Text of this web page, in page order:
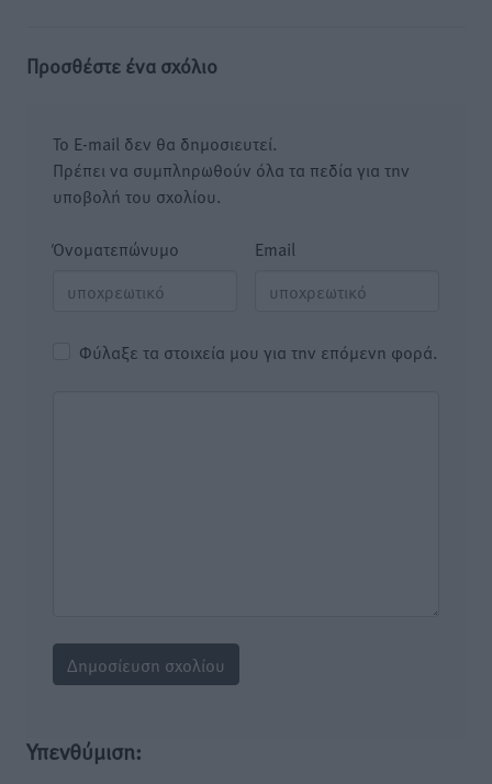
Προσθέστε ένα σχόλιο
Το E-mail δεν θα δημοσιευτεί.
Πρέπει να συμπληρωθούν όλα τα πεδία για την
υποβολή του σχολίου.
Όνοματεπώνυμο Email
Φύλαξε τα στοιχεία μου για την επόμενη φορά.
Υπενθύμιση: